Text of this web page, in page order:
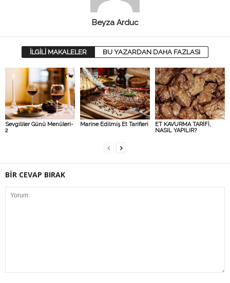
Beyza Arduc
İLGİLİ MAKALELER BU YAZARDAN DAHA FAZLASI
Sevgililer Günü Menüleri-
2
Marine Edilmiş Et Tarifleri
ET KAVURMA TARİFİ,
NASIL YAPILIR?
BİR CEVAP BIRAK